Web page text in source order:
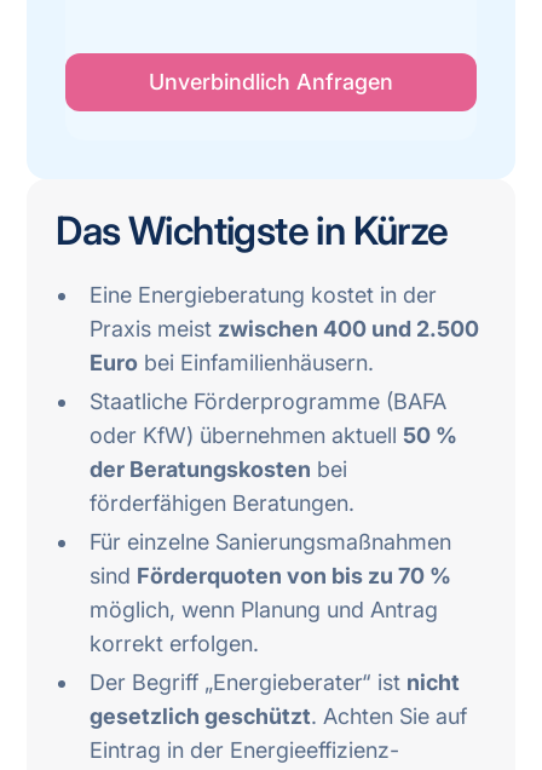
Das Wichtigste in Kürze
Eine Energieberatung kostet in der
Praxis meist zwischen 400 und 2.500
Euro bei Einfamilienhäusern.
Staatliche Förderprogramme (BAFA
oder KfW) übernehmen aktuell 50 %
der Beratungskosten bei
förderfähigen Beratungen.
Für einzelne Sanierungsmaßnahmen
sind Förderquoten von bis zu 70 %
möglich, wenn Planung und Antrag
korrekt erfolgen.
Der Begriff „Energieberater“ ist nicht
gesetzlich geschützt. Achten Sie auf
Eintrag in der Energieeffizienz-